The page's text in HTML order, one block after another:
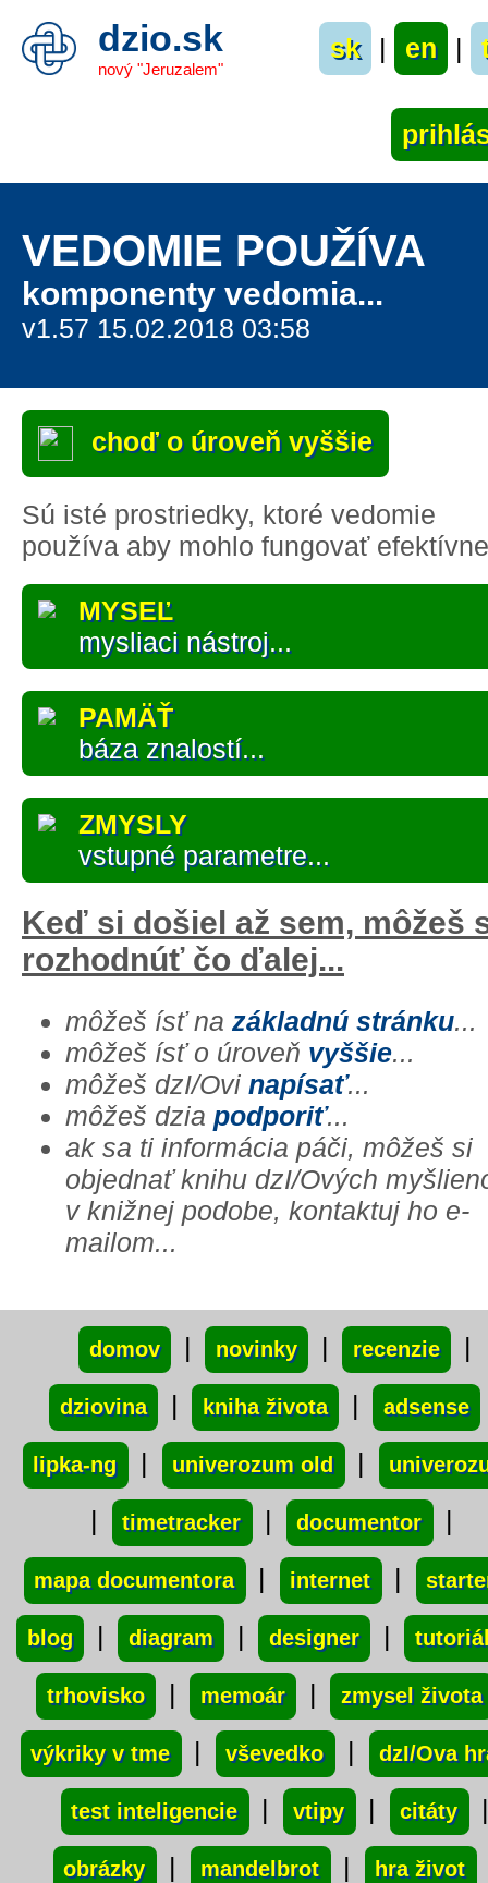
dzio.sk
nový "Jeruzalem"
sk | en |
VEDOMIE POUŽÍVA
komponenty vedomia...
v1.57 15.02.2018 03:58
choď o úroveň vyššie
Sú isté prostriedky, ktoré vedomie
používa aby mohlo fungovať
MYSEĽ
mysliaci nástroj...
PAMÄŤ
báza znalostí...
ZMYSLY
vstupné parametre...
Keď si došiel až sem, môžeš
rozhodnúť čo ďalej...
môžeš ísť na základnú stránku...
môžeš ísť o úroveň vyššie...
môžeš dzI/Ovi napísať...
môžeš dzia podporiť...
ak sa ti informácia páči, môžeš si
objednať knihu dzI/Ových
v knižnej podobe, kontaktuj ho e-
mailom...
domov | novinky | recenzie |
dziovina | kniha života | adsense
lipka-ng | univerozum old |
| timetracker | documentor |
mapa documentora | internet |
blog | diagram | designer |
trhovisko | memoár | zmysel života
výkriky v tme | vševedko | dzI/Ova
test inteligencie | vtipy | citáty
obrázky | mandelbrot | hra život